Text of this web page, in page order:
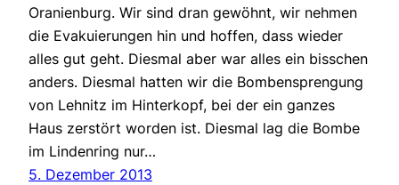
Oranienburg. Wir sind dran gewöhnt, wir nehmen
die Evakuierungen hin und hoffen, dass wieder
alles gut geht. Diesmal aber war alles ein bisschen
anders. Diesmal hatten wir die Bombensprengung
von Lehnitz im Hinterkopf, bei der ein ganzes
Haus zerstört worden ist. Diesmal lag die Bombe
im Lindenring nur…
5. Dezember 2013